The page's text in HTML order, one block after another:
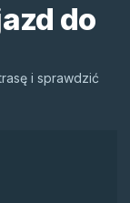
do
i sprawdzić